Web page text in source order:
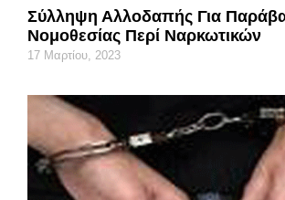
Σύλληψη Αλλοδαπής Για
Νομοθεσίας Περί Ναρκωτικών
17 Μαρτίου, 2023